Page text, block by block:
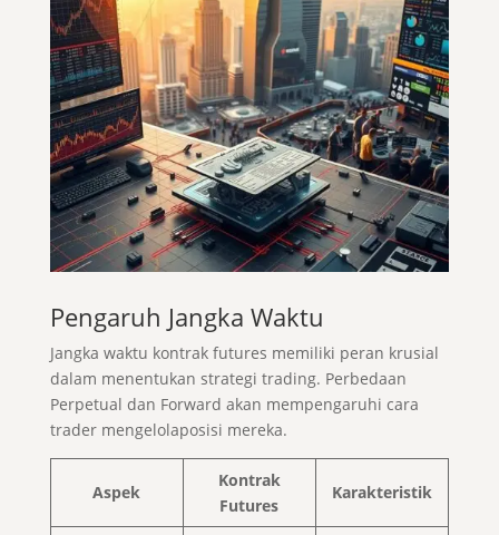
Pengaruh Jangka Waktu
Jangka waktu kontrak futures memiliki peran krusial
dalam menentukan strategi trading. Perbedaan
Perpetual dan Forward akan mempengaruhi cara
trader mengelolaposisi mereka.
Aspek
Kontrak
Futures
Karakteristik